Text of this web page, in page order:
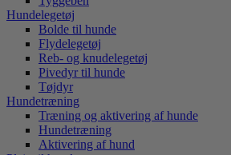
Hundelegetøj
Bolde til hunde
Flydelegetøj
Reb- og knudelegetøj
Pivedyr til hunde
Tøjdyr
Hundetræning
Træning og aktivering af hunde
Hundetræning
Aktivering af hund